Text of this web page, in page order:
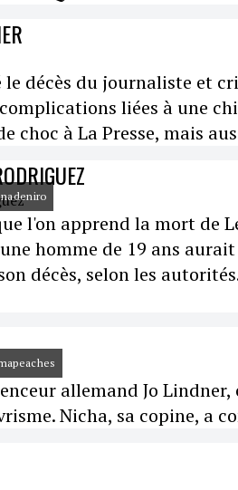
le décès du journaliste et
liées à une
choc à La Presse, mais
l'on apprend la mort de
homme de 19 ans
décès, selon les
allemand Jo Lindner,
Nicha, sa copine, a